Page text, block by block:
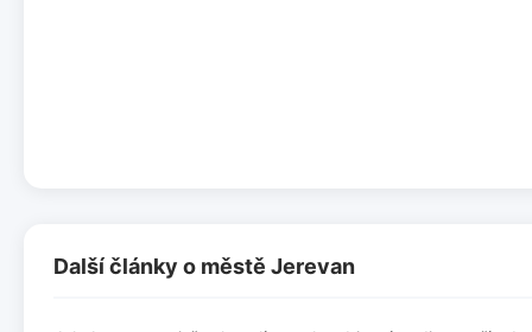
Další články o městě Jerevan